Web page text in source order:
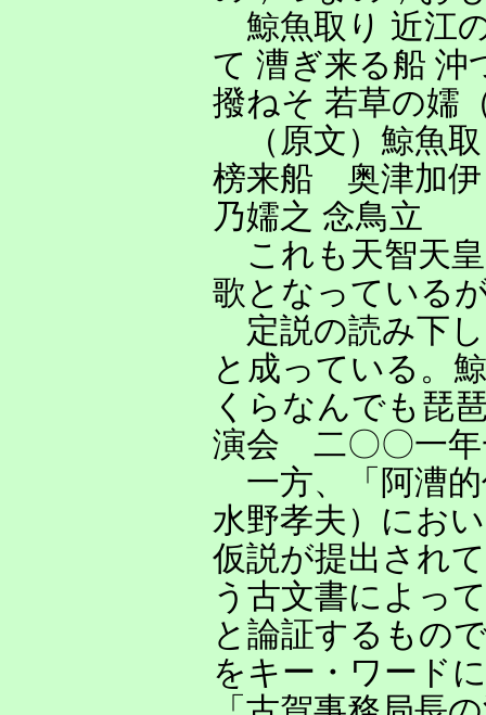
鯨魚取り 近江
て 漕ぎ来る船 沖
撥ねそ 若草の嬬
（原文）鯨魚取
榜来船 奥津加伊
乃嬬之 念鳥立
これも天智天
歌となっている
定説の読み下
と成っている。
くらなんでも琵
演会 二〇〇一年
一方、「阿漕
水野孝夫）にお
仮説が提出され
う古文書によっ
と論証するもの
をキー・ワード